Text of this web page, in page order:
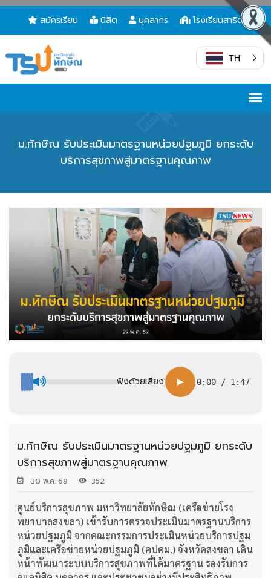
สมัครเรียน นิสิต บุคลากร โรงเรียนสาธิต
TH
ม.ทักษิณ รับประเมินมาตรฐานหน่วยปฐมภูมิ ยกระดับ
บริการสุขภาพสู่มาตรฐานคุณภาพ
ฟังด้วยเสียง ▶ 0:00 / 1:47
ม.ทักษิณ รับประเมินมาตรฐานหน่วยปฐมภูมิ ยกระดับ
บริการสุขภาพสู่มาตรฐานคุณภาพ
30 พ.ค. 69 352
ศูนย์บริการสุขภาพ มหาวิทยาลัยทักษิณ (เครือข่ายโรง
พยาบาลสงขลา) เข้ารับการตรวจประเมินมาตรฐานบริการ
หน่วยปฐมภูมิ จากคณะกรรมการประเมินหน่วยบริการปฐม
ภูมิและเครือข่ายหน่วยปฐมภูมิ (คปคม.) จังหวัดสงขลา เดิน
หน้าพัฒนาระบบบริการสุขภาพที่ได้มาตรฐาน รองรับการ